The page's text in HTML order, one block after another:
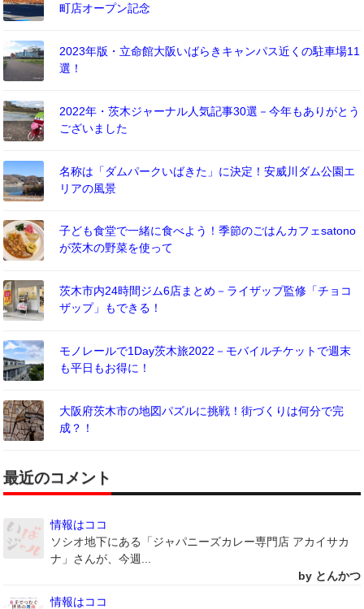
町店オープン記念
2023年版・立命館大阪いばらきキャンパス近くの駐車場11
選！
2022年・茨木ジャーナル人気記事30選－今年もありがとう
ございました
名称は「ダムパークいばきた」に決定！安威川ダム公園エ
リアの風景
子ども食堂で一緒に食べよう！季節のごはんカフェsatono
が茨木の野菜を使って
茨木市内24時間ジム6店まとめ－ライザップ監修「チョコ
ザップ」もできる！
モノレールで1Day茨木旅2022－モバイルチケットで週末
も平日もお得に！
大阪府茨木市の地図パズルに挑戦！街づくりは何分で完
成？！
最近のコメント
情報はココ
ソシオ地下にある「ジャパニーズカレー専門店 アカイサカ
ナ」さんが、今週...
by とんかつ
情報はココ